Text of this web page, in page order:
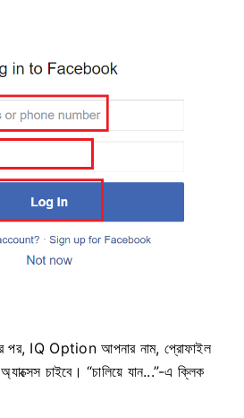
পর, IQ Option আপনার নাম, প্রোফাইল
চাইবে। “চালিয়ে যান...”-এ ক্লিক